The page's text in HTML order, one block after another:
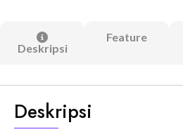
Deskripsi
Feature
Deskripsi